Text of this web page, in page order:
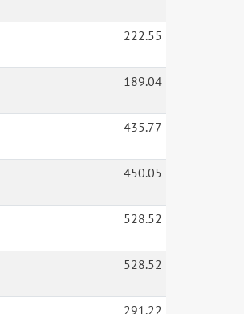
222.55
189.04
435.77
450.05
528.52
528.52
291.22